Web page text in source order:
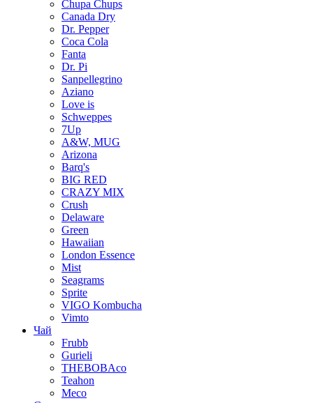
Chupa Chups
Canada Dry
Dr. Pepper
Coca Cola
Fanta
Dr. Pi
Sanpellegrino
Aziano
Love is
Schweppes
7Up
A&W, MUG
Arizona
Barq's
BIG RED
CRAZY MIX
Crush
Delaware
Green
Hawaiian
London Essence
Mist
Seagrams
Sprite
VIGO Kombucha
Vimto
Чай
Frubb
Gurieli
THEBOBAco
Teahon
Meco